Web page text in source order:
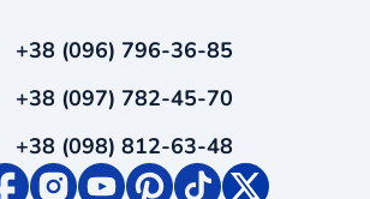
+38 (096) 796-36-85
+38 (097) 782-45-70
+38 (098) 812-63-48